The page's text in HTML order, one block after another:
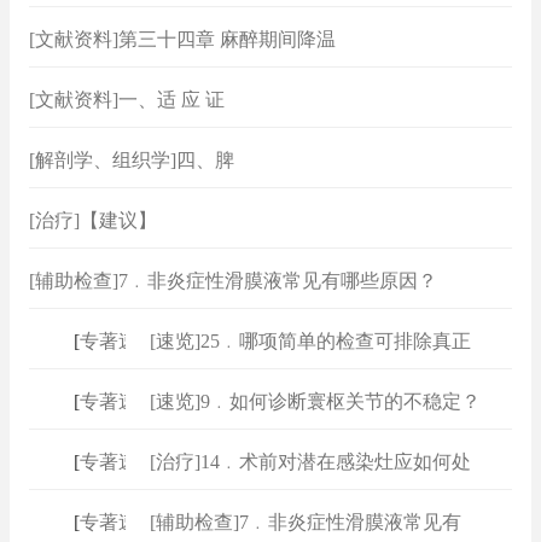
[文献资料]第三十四章 麻醉期间降温
[文献资料]一、适 应 证
[解剖学、组织学]四、脾
[治疗]【建议】
[辅助检查]7﹒非炎症性滑膜液常见有哪些原因？
专著速查 ]
[速览]25﹒哪项简单的检查可排除真正
专著速查 ]
[速览]9﹒如何诊断寰枢关节的不稳定？
专著速查 ]
[治疗]14﹒术前对潜在感染灶应如何处
专著速查 ]
[辅助检查]7﹒非炎症性滑膜液常见有